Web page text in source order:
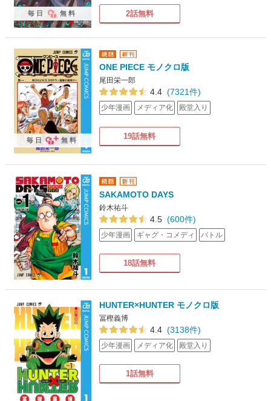
2話無料
毎日 無料
ONE PIECE モノクロ版
尾田栄一郎
4.4 (7321件)
少年漫画 メディア化 殿堂入り
19話無料
毎日 無料
SAKAMOTO DAYS
鈴木祐斗
4.5 (600件)
少年漫画 ギャグ・コメディ バトル
18話無料
HUNTER×HUNTER モノクロ版
冨樫義博
4.4 (3138件)
少年漫画 メディア化 殿堂入り
1話無料